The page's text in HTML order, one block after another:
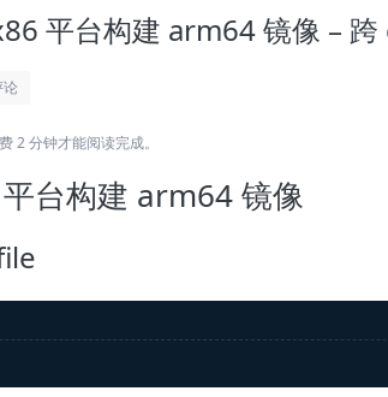
平台构建 arm64 镜像 –
论
2 分钟才能阅读完成。
台构建 arm64 镜像